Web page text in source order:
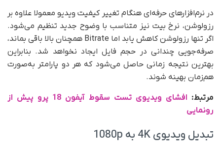
در نرم‌افزارهای حرفه‌ای هنگام تغییر کیفیت ویدیو معمولا علاوه بر
رزولوشن، نرخ بیت نیز متناسب با وضوح جدید تنظیم می‌شود.
اگر تنها رزولوشن کاهش یابد اما Bitrate همچنان بالا باقی بماند،
صرفه‌جویی چندانی در حجم فایل ایجاد نخواهد شد. بنابراین
بهترین نتیجه زمانی حاصل می‌شود که هر دو پارامتر به‌صورت
هم‌زمان بهینه شوند.
مرتبط:
افشای ویدیوی تست سقوط آیفون 18 پرو پیش از
رونمایی
تبدیل ویدیوی 4K به 1080p